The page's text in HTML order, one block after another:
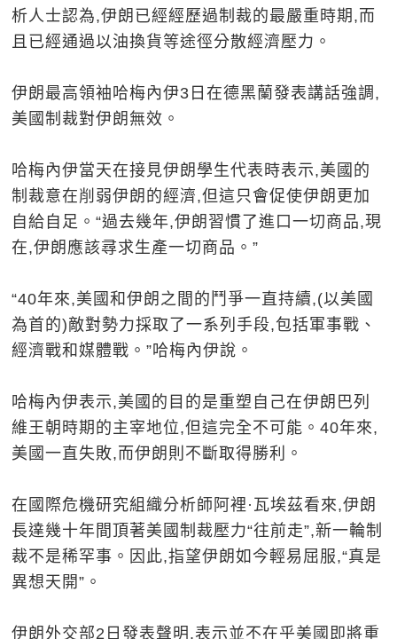
析人士認為,伊朗已經經歷過制裁的最嚴重時期,而
且已經通過以油換貨等途徑分散經濟壓力。
伊朗最高領袖哈梅內伊3日在德黑蘭發表講話強調,
美國制裁對伊朗無效。
哈梅內伊當天在接見伊朗學生代表時表示,美國的
制裁意在削弱伊朗的經濟,但這只會促使伊朗更加
自給自足。“過去幾年,伊朗習慣了進口一切商品,現
在,伊朗應該尋求生產一切商品。”
“40年來,美國和伊朗之間的鬥爭一直持續,(以美國
為首的)敵對勢力採取了一系列手段,包括軍事戰、
經濟戰和媒體戰。”哈梅內伊說。
哈梅內伊表示,美國的目的是重塑自己在伊朗巴列
維王朝時期的主宰地位,但這完全不可能。40年來,
美國一直失敗,而伊朗則不斷取得勝利。
在國際危機研究組織分析師阿裡·瓦埃茲看來,伊朗
長達幾十年間頂著美國制裁壓力“往前走”,新一輪制
裁不是稀罕事。因此,指望伊朗如今輕易屈服,“真是
異想天開”。
伊朗外交部2日發表聲明,表示並不在乎美國即將重